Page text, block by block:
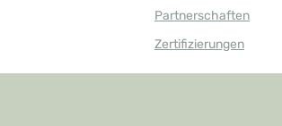
Partnerschaften
Zertifizierungen